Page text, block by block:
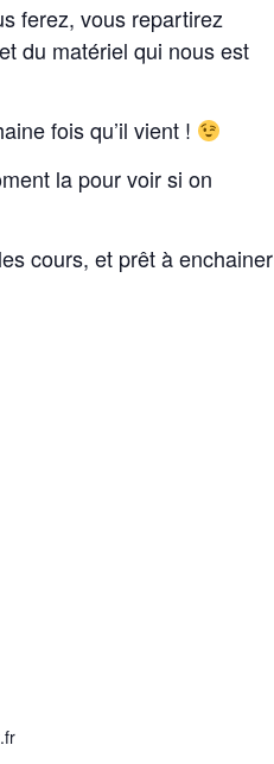
ferez, vous repartirez
du matériel qui nous est
fois qu’il vient !
la pour voir si on
cours, et prêt à enchainer